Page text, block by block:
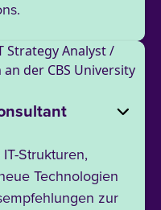
Strukturen,
Technologien
zur